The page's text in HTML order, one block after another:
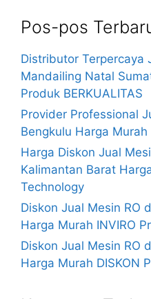
Pos-pos
Distributor Terpercaya
Mandailing Natal
Produk BERKUALITAS
Provider Professional
Bengkulu Harga Murah
Harga Diskon Jual
Kalimantan Barat
Technology
Diskon Jual Mesin RO
Harga Murah INVIRO
Diskon Jual Mesin RO
Harga Murah DISKON